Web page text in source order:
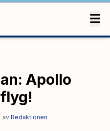
Apollo
av Redaktionen